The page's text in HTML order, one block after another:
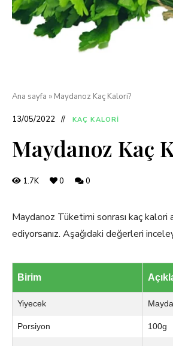
Ana sayfa » Maydanoz Kaç Kalori?
13/05/2022 KAÇ KALORI
Maydanoz Kaç
1.7K 0 0
Maydanoz Tüketimi sonrası kaç kalori
ediyorsanız. Aşağıdaki değerleri
Birim
Yiyecek
Porsiyon 100g